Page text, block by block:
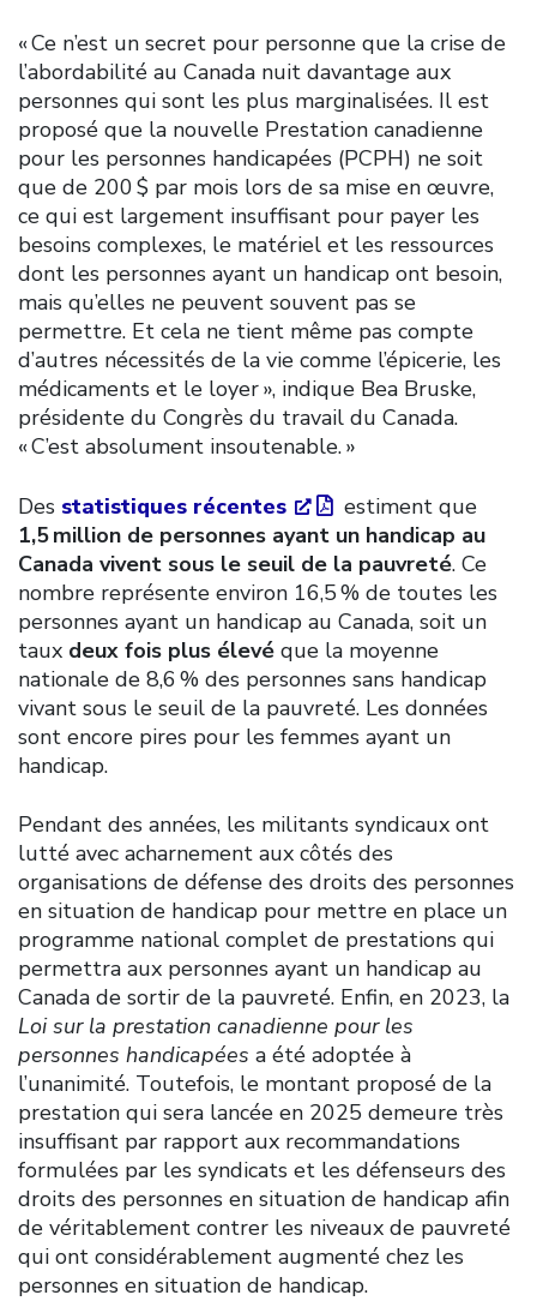
« Ce n’est un secret pour personne que la crise de
l’abordabilité au Canada nuit davantage aux
personnes qui sont les plus marginalisées. Il est
proposé que la nouvelle Prestation canadienne
pour les personnes handicapées (PCPH) ne soit
que de 200 $ par mois lors de sa mise en œuvre,
ce qui est largement insuffisant pour payer les
besoins complexes, le matériel et les ressources
dont les personnes ayant un handicap ont besoin,
mais qu’elles ne peuvent souvent pas se
permettre. Et cela ne tient même pas compte
d’autres nécessités de la vie comme l’épicerie, les
médicaments et le loyer », indique Bea Bruske,
présidente du Congrès du travail du Canada.
« C’est absolument insoutenable. »
Des statistiques récentes
estiment que
1,5 million de personnes ayant un handicap au
Canada vivent sous le seuil de la pauvreté. Ce
nombre représente environ 16,5 % de toutes les
personnes ayant un handicap au Canada, soit un
taux deux fois plus élevé que la moyenne
nationale de 8,6 % des personnes sans handicap
vivant sous le seuil de la pauvreté. Les données
sont encore pires pour les femmes ayant un
handicap.
Pendant des années, les militants syndicaux ont
lutté avec acharnement aux côtés des
organisations de défense des droits des personnes
en situation de handicap pour mettre en place un
programme national complet de prestations qui
permettra aux personnes ayant un handicap au
Canada de sortir de la pauvreté. Enfin, en 2023, la
Loi sur la prestation canadienne pour les
personnes handicapées a été adoptée à
l’unanimité. Toutefois, le montant proposé de la
prestation qui sera lancée en 2025 demeure très
insuffisant par rapport aux recommandations
formulées par les syndicats et les défenseurs des
droits des personnes en situation de handicap afin
de véritablement contrer les niveaux de pauvreté
qui ont considérablement augmenté chez les
personnes en situation de handicap.